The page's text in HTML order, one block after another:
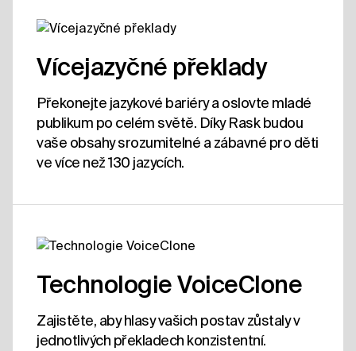
Vícejazyčné překlady
Překonejte jazykové bariéry a oslovte mladé
publikum po celém světě. Díky Rask budou
vaše obsahy srozumitelné a zábavné pro děti
ve více než 130 jazycích.
Technologie VoiceClone
Zajistěte, aby hlasy vašich postav zůstaly v
jednotlivých překladech konzistentní.